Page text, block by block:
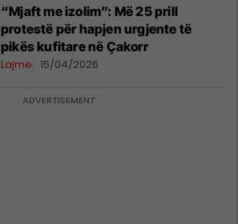
“Mjaft me izolim”: Më 25 prill
protestë për hapjen urgjente të
pikës kufitare në Çakorr
Lajme 15/04/2026